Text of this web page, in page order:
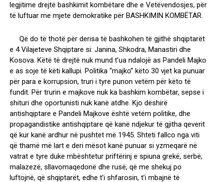
legjitime drejtë bashkimit kombëtare dhe e Vetëvendosjes, për
të luftuar me mjete demokratike për BASHKIMIN KOMBËTAR.
Që do të thotë për derisa të bashkohen të gjithë shqiptarët
e 4 Vilajeteve Shqiptare si: Janina, Shkodra, Manastiri dhe
Kosova. Këtë të drejtë nuk mund t’ua ndalojë as Pandeli Majko
e as soje të këti kallupi. Politika “majko” këto 30 vjet ka punuar
për para e korrupsion, truri i tyre punon vetëm për këto të
fundit. Për trurin e majkove nuk ka bashkim kombëtar, sepse i
shituri dhe oportunisti nuk kanë atdhe. Kjo dëshirë
antishqiptare e Pandeli Majkove është vetëm politike, dhe
propagandistike antishqiptare që kanë ndjekur të gjitha qeverit
që kur kanë ardhur në pushtet më 1945. Shteti fallco nga viti
që thamë më lart e deri mësot kanë punuar si yzmeqarë në
vatrat e tyre duke mbështetur priftërinj e spiuna grekë, serbë,
malazezë, sllavomaqedonë dhe rusë, që me shekuj po
luftojnë, që shqiptarët, edhe t’i shfarosin, t’i mbajnë të